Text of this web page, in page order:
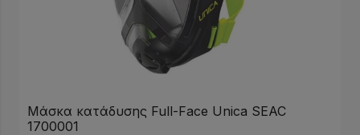
Μάσκα κατάδυσης Full-Face Unica SEAC
1700001